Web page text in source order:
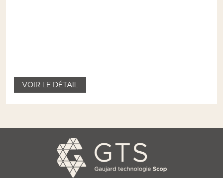
VOIR LE DÉTAIL